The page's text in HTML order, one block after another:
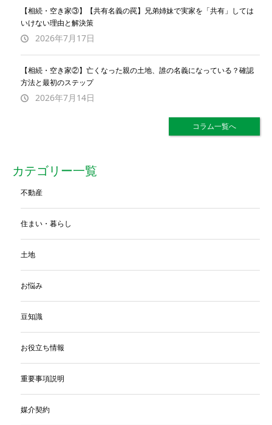
【相続・空き家③】【共有名義の罠】兄弟姉妹で実家を「共有」しては
いけない理由と解決策
2026年7月17日
【相続・空き家②】亡くなった親の土地、誰の名義になっている？確認
方法と最初のステップ
2026年7月14日
コラム一覧へ
カテゴリー一覧
不動産
住まい・暮らし
土地
お悩み
豆知識
お役立ち情報
重要事項説明
媒介契約